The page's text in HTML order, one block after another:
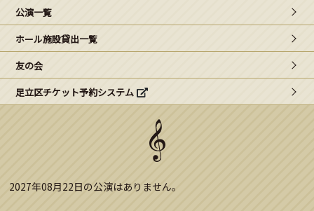
こどもみーてぃんぐ
Gがくえん
ブランドからのお知らせ
公演一覧
ホール施設貸出一覧
友の会
足立区チケット予約システム
2027年08月22日の公演はありません。